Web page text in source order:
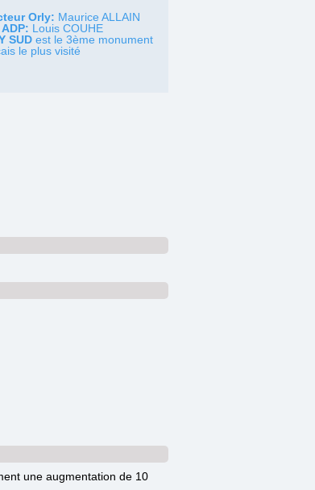
Orly: Maurice ALLAIN
ADP: Louis COUHE
SUD est le 3ème monument
le plus visité
une augmentation de 10